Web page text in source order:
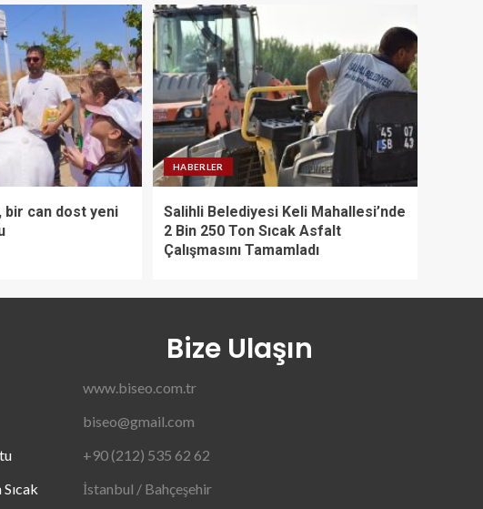
bir can dost yeni
HABERLER
Salihli Belediyesi Keli Mahallesi’nde
2 Bin 250 Ton Sıcak Asfalt
Çalışmasını Tamamladı
Bize Ulaşın
www.biseo.com.tr
biseo@gmail.com
+90 (212) 535 62 62
İstanbul / Bahçeşehir